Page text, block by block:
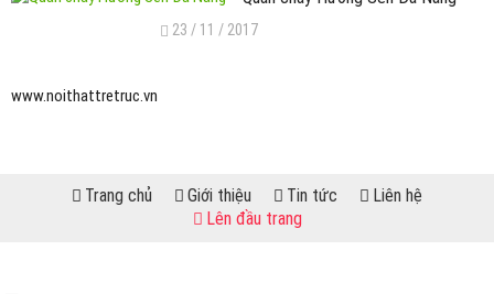
23 / 11 / 2017
www.noithattretruc.vn
Trang chủ Giới thiệu Tin tức
Liên hệ
Lên đầu trang